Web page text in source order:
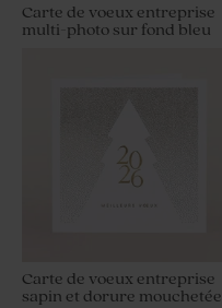
Carte de voeux entreprise
multi-photo sur fond bleu
Carte de voeux entreprise
sapin et dorure mouchetée